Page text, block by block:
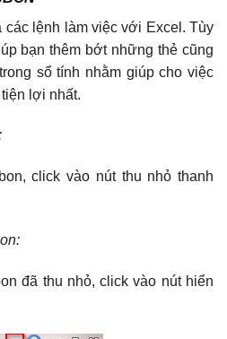
lệnh làm việc với Excel. Tùy
bạn thêm bớt những thẻ cũng
sổ tính nhằm giúp cho việc
lợi nhất.
click vào nút thu nhỏ thanh
đã thu nhỏ, click vào nút hiển